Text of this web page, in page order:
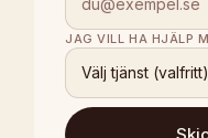
JAG VILL HA HJÄLP
Välj tjänst (valfritt)